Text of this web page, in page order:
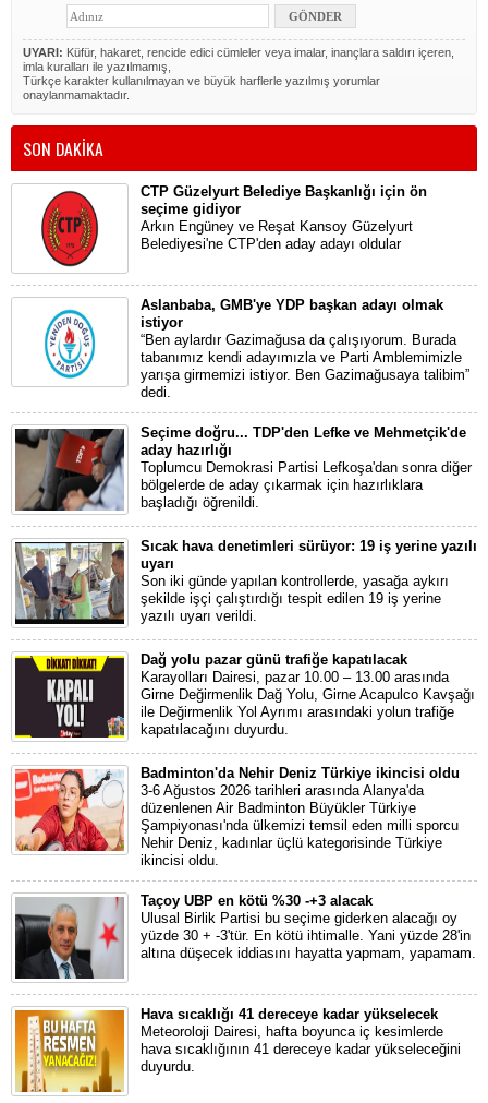
UYARI: Küfür, hakaret, rencide edici cümleler veya imalar, inançlara saldırı içeren,
imla kuralları ile yazılmamış,
Türkçe karakter kullanılmayan ve büyük harflerle yazılmış yorumlar
onaylanmamaktadır.
SON DAKİKA
CTP Güzelyurt Belediye Başkanlığı için ön
seçime gidiyor
Arkın Engüney ve Reşat Kansoy Güzelyurt
Belediyesi'ne CTP'den aday adayı oldular
Aslanbaba, GMB'ye YDP başkan adayı olmak
istiyor
“Ben aylardır Gazimağusa da çalışıyorum. Burada
tabanımız kendi adayımızla ve Parti Amblemimizle
yarışa girmemizi istiyor. Ben Gazimağusaya talibim”
dedi.
Seçime doğru... TDP'den Lefke ve Mehmetçik'de
aday hazırlığı
Toplumcu Demokrasi Partisi Lefkoşa'dan sonra diğer
bölgelerde de aday çıkarmak için hazırlıklara
başladığı öğrenildi.
Sıcak hava denetimleri sürüyor: 19 iş yerine yazılı
uyarı
Son iki günde yapılan kontrollerde, yasağa aykırı
şekilde işçi çalıştırdığı tespit edilen 19 iş yerine
yazılı uyarı verildi.
Dağ yolu pazar günü trafiğe kapatılacak
Karayolları Dairesi, pazar 10.00 – 13.00 arasında
Girne Değirmenlik Dağ Yolu, Girne Acapulco Kavşağı
ile Değirmenlik Yol Ayrımı arasındaki yolun trafiğe
kapatılacağını duyurdu.
Badminton'da Nehir Deniz Türkiye ikincisi oldu
3-6 Ağustos 2026 tarihleri arasında Alanya'da
düzenlenen Air Badminton Büyükler Türkiye
Şampiyonası'nda ülkemizi temsil eden milli sporcu
Nehir Deniz, kadınlar üçlü kategorisinde Türkiye
ikincisi oldu.
Taçoy UBP en kötü %30 -+3 alacak
Ulusal Birlik Partisi bu seçime giderken alacağı oy
yüzde 30 + -3'tür. En kötü ihtimalle. Yani yüzde 28'in
altına düşecek iddiasını hayatta yapmam, yapamam.
Hava sıcaklığı 41 dereceye kadar yükselecek
Meteoroloji Dairesi, hafta boyunca iç kesimlerde
hava sıcaklığının 41 dereceye kadar yükseleceğini
duyurdu.